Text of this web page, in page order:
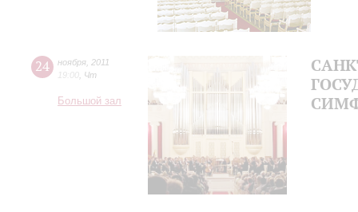
24 ноября 2011
19:00 Чт
Большой зал